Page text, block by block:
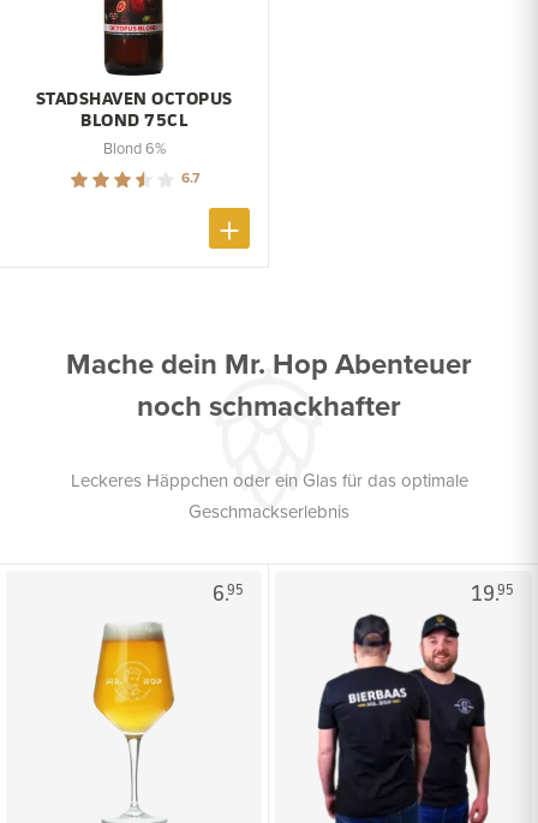
STADSHAVEN OCTOPUS
BLOND 75CL
Blond 6%
6.7
Mache dein Mr. Hop Abenteuer
noch schmackhafter
Leckeres Häppchen oder ein Glas für das optimale
Geschmackserlebnis
6.95 19.95